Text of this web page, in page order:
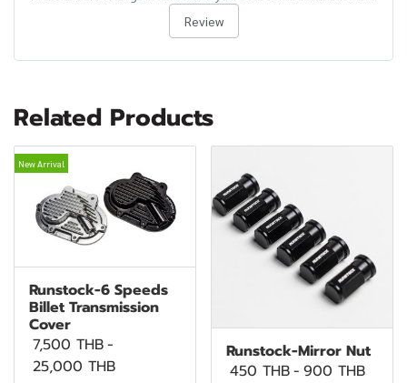
Review
Related Products
New Arrival
Runstock-6 Speeds
Billet Transmission
Cover
7,500 THB-
25,000 THB
Runstock-Mirror Nut
450 THB- 900 THB